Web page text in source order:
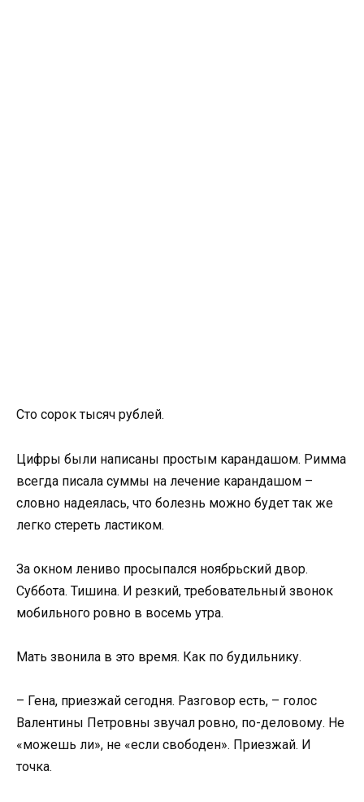
Сто сорок тысяч рублей.
Цифры были написаны простым карандашом. Римма
всегда писала суммы на лечение карандашом –
словно надеялась, что болезнь можно будет так же
легко стереть ластиком.
За окном лениво просыпался ноябрьский двор.
Суббота. Тишина. И резкий, требовательный звонок
мобильного ровно в восемь утра.
Мать звонила в это время. Как по будильнику.
– Гена, приезжай сегодня. Разговор есть, – голос
Валентины Петровны звучал ровно, по-деловому. Не
«можешь ли», не «если свободен». Приезжай. И
точка.